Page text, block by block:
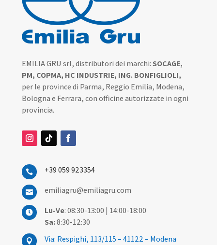
EMILIA GRU srl, distributori dei marchi:SOCAGE,
PM, COPMA, HC INDUSTRIE, ING. BONFIGLIOLI,
per le province di Parma, Reggio Emilia, Modena,
Bologna e Ferrara, con officine autorizzate in ogni
provincia.
 +39 059 923354
 emiliagru@emiliagru.com
 Lu-Ve: 08:30-13:00 | 14:00-18:00
Sa:8:30-12:30
 Via: Respighi, 113/115 – 41122 – Modena